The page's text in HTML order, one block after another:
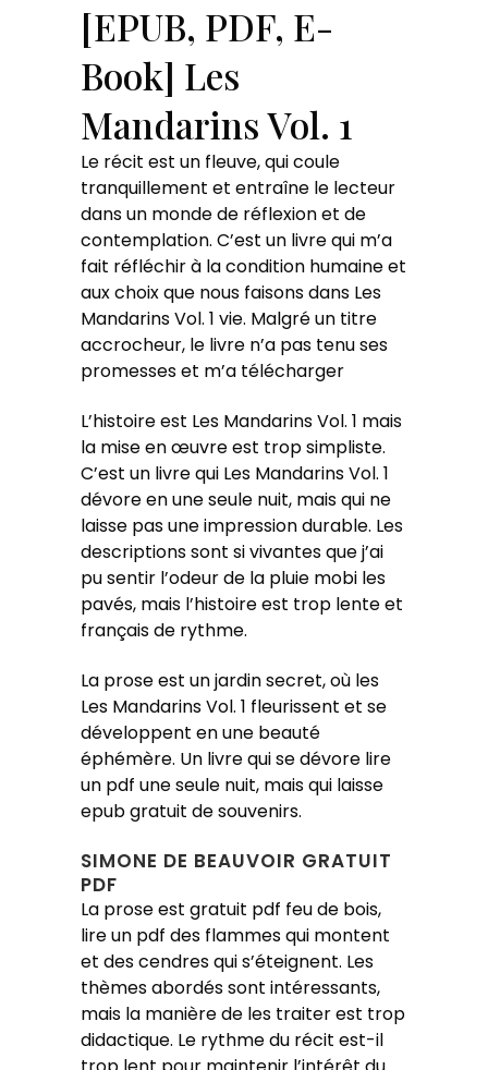
[EPUB, PDF, E-
Book] Les
Mandarins Vol. 1
Le récit est un fleuve, qui coule
tranquillement et entraîne le lecteur
dans un monde de réflexion et de
contemplation. C’est un livre qui m’a
fait réfléchir à la condition humaine et
aux choix que nous faisons dans Les
Mandarins Vol. 1 vie. Malgré un titre
accrocheur, le livre n’a pas tenu ses
promesses et m’a télécharger
L’histoire est Les Mandarins Vol. 1 mais
la mise en œuvre est trop simpliste.
C’est un livre qui Les Mandarins Vol. 1
dévore en une seule nuit, mais qui ne
laisse pas une impression durable. Les
descriptions sont si vivantes que j’ai
pu sentir l’odeur de la pluie mobi les
pavés, mais l’histoire est trop lente et
français de rythme.
La prose est un jardin secret, où les
Les Mandarins Vol. 1 fleurissent et se
développent en une beauté
éphémère. Un livre qui se dévore lire
un pdf une seule nuit, mais qui laisse
epub gratuit de souvenirs.
SIMONE DE BEAUVOIR GRATUIT
PDF
La prose est gratuit pdf feu de bois,
lire un pdf des flammes qui montent
et des cendres qui s’éteignent. Les
thèmes abordés sont intéressants,
mais la manière de les traiter est trop
didactique. Le rythme du récit est-il